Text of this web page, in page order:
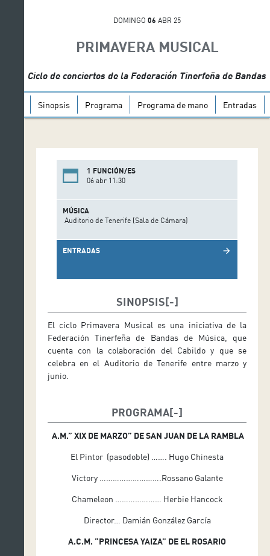
DOMINGO 06 ABR 25
PRIMAVERA MUSICAL
Ciclo de conciertos de la Federación Tinerfeña de Bandas
Sinopsis Programa Programa de mano Entradas
1 FUNCIÓN/ES
06 abr 11:30
MÚSICA
Auditorio de Tenerife (Sala de Cámara)
ENTRADAS arrow_forward
SINOPSIS
El ciclo Primavera Musical es una iniciativa de la
Federación Tinerfeña de Bandas de Música, que
cuenta con la colaboración del Cabildo y que se
celebra en el Auditorio de Tenerife entre marzo y
junio.
PROGRAMA
A.M.” XIX DE MARZO” DE SAN JUAN DE LA RAMBLA
El Pintor (pasodoble) ……. Hugo Chinesta
Victory ……………………….Rossano Galante
Chameleon ………………… Herbie Hancock
Director… Damián González García
A.C.M. “PRINCESA YAIZA” DE EL ROSARIO